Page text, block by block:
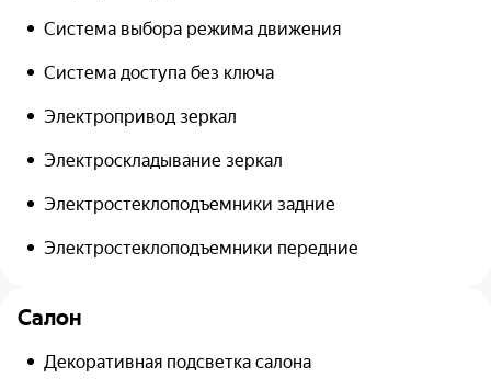
Система выбора режима движения
Система доступа без ключа
Электропривод зеркал
Электроскладывание зеркал
Электростеклоподъемники задние
Электростеклоподъемники передние
Салон
Декоративная подсветка салона